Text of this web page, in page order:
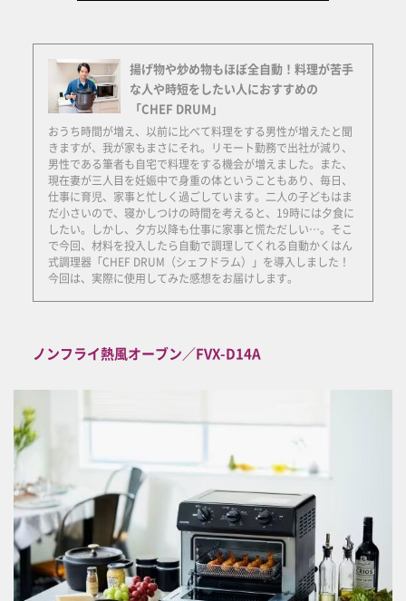
揚げ物や炒め物もほぼ全自動！料理が苦手
な人や時短をしたい人におすすめの
「CHEF DRUM」
おうち時間が増え、以前に比べて料理をする男性が増えたと聞
きますが、我が家もまさにそれ。リモート勤務で出社が減り、
男性である筆者も自宅で料理をする機会が増えました。また、
現在妻が三人目を妊娠中で身重の体ということもあり、毎日、
仕事に育児、家事と忙しく過ごしています。二人の子どもはま
だ小さいので、寝かしつけの時間を考えると、19時には夕食に
したい。しかし、夕方以降も仕事に家事と慌ただしい…。そこ
で今回、材料を投入したら自動で調理してくれる自動かくはん
式調理器「CHEF DRUM（シェフドラム）」を導入しました！
今回は、実際に使用してみた感想をお届けします。
ノンフライ熱風オーブン／FVX-D14A